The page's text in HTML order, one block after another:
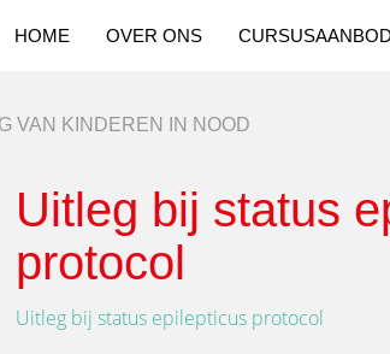
VAN KINDEREN IN NOOD
HOME OVER ONS CURSUSAANBOD
Uitleg bij status
protocol
Uitleg bij status epilepticus protocol